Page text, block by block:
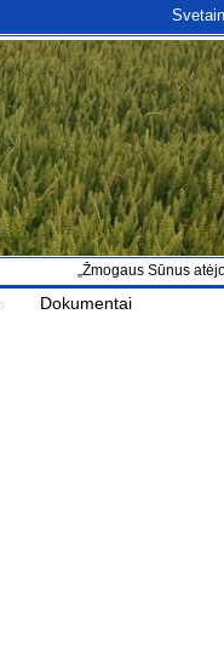
„Žmogaus Sūnus atėjo
Dokumentai